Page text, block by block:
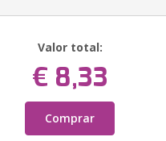
Valor total:
€ 8,33
Comprar